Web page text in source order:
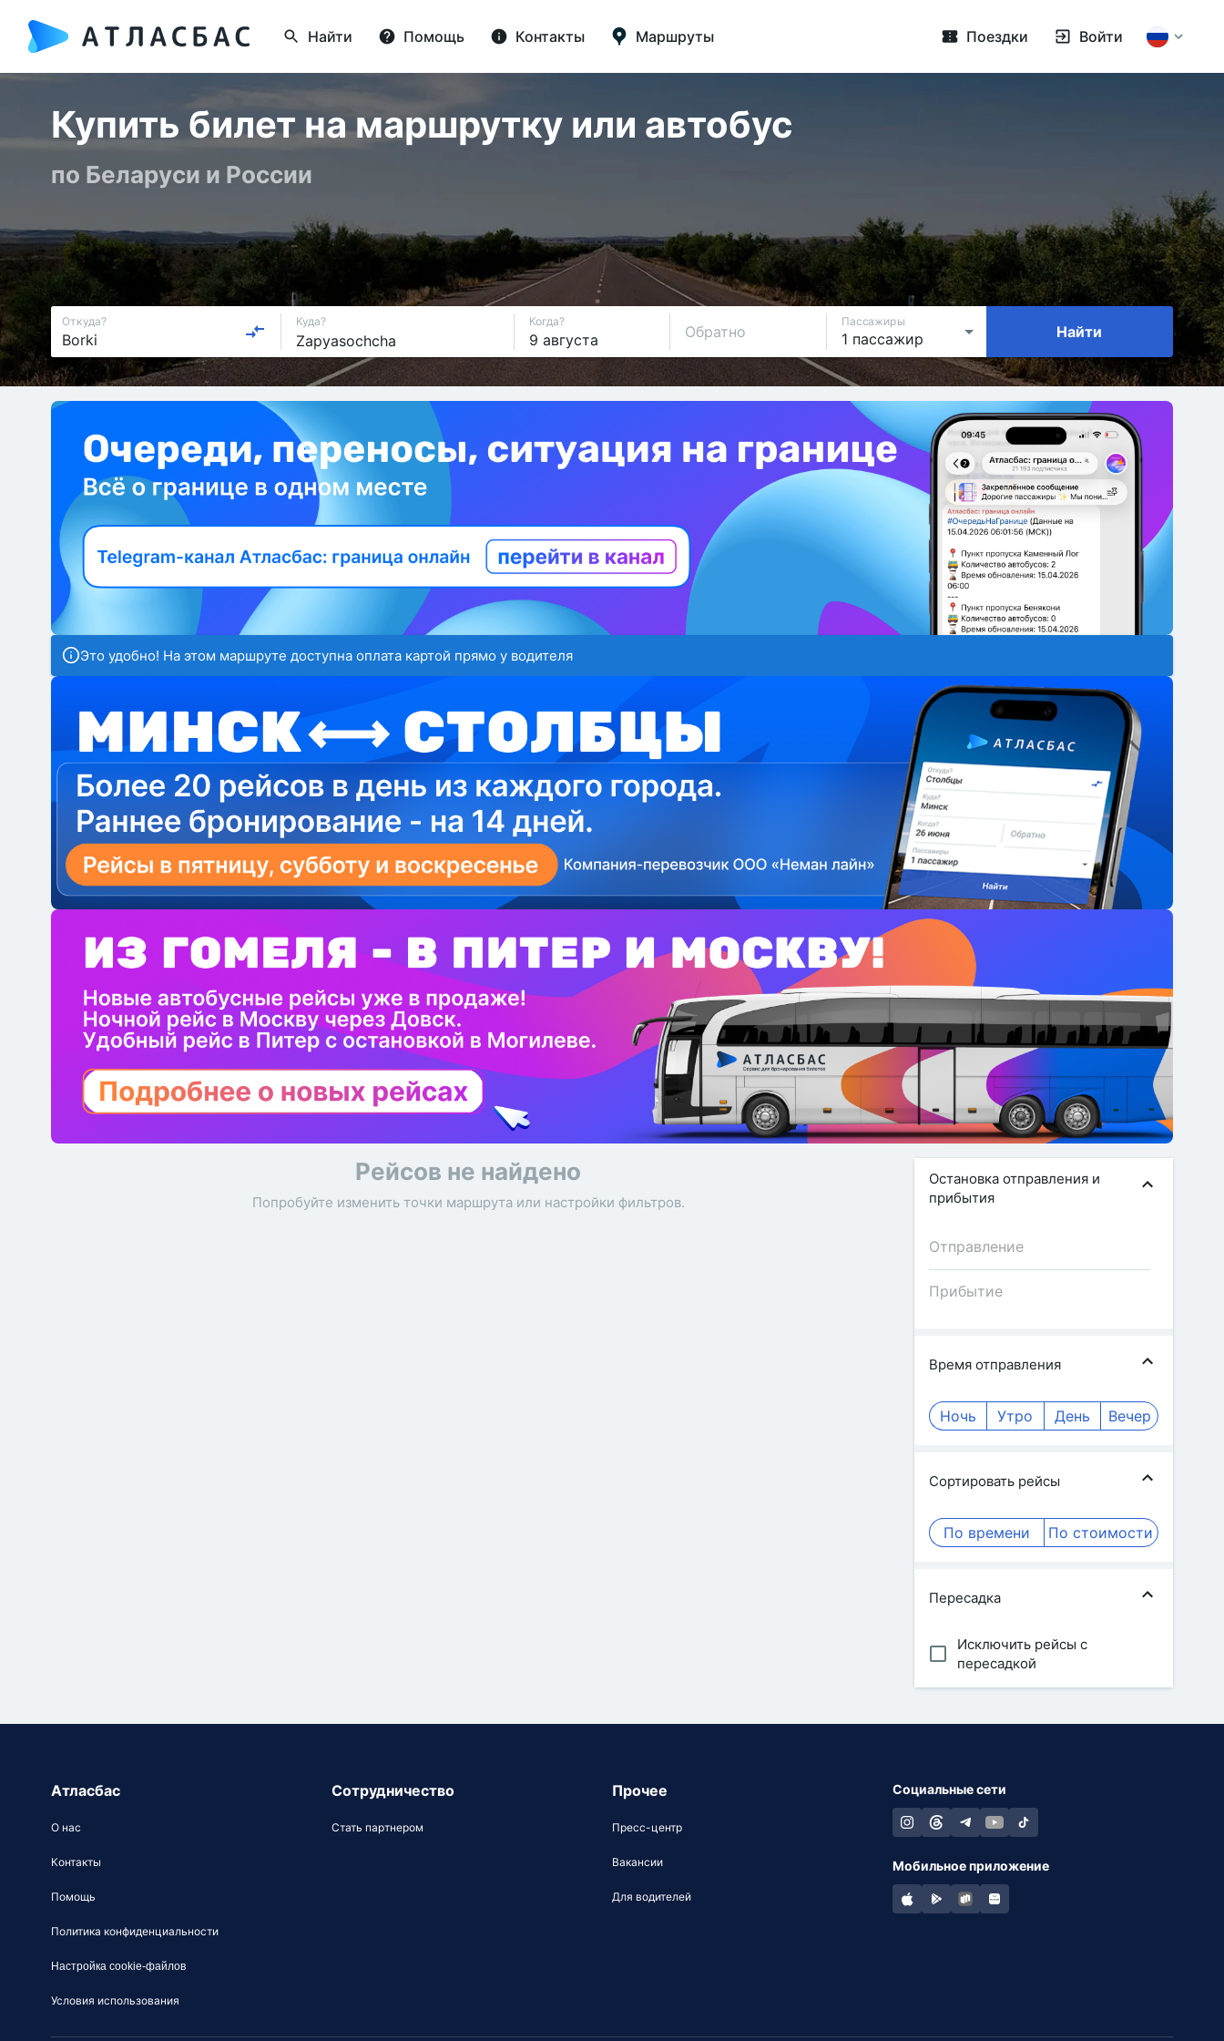
Найти Помощь Контакты Маршруты Поездки Войти
Купить билет на маршрутку или автобус
по Беларуси и России
Откуда? Куда? Когда?
Обратно
Пассажиры
Найти
Это удобно! На этом маршруте доступна оплата картой прямо у водителя
Рейсов не найдено
Попробуйте изменить точки маршрута или настройки фильтров.
Остановка отправления и
прибытия
Время отправления
Ночь Утро День Вечер
Сортировать рейсы
По времени По стоимости
Пересадка
Исключить рейсы с
пересадкой
Атласбас
О нас
Контакты
Помощь
Политика конфиденциальности
Настройка cookie-файлов
Условия использования
Сотрудничество
Стать партнером
Прочее
Пресс-центр
Вакансии
Для водителей
Социальные сети
Мобильное приложение